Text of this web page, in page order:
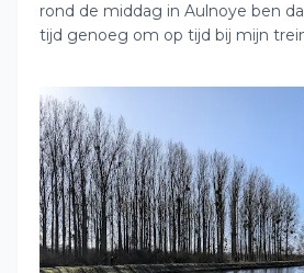
rond de middag in Aulnoye ben
tijd genoeg om op tijd bij mijn